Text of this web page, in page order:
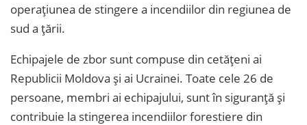
operațiunea de stingere a incendiilor din regiunea de
sud a țării.
Echipajele de zbor sunt compuse din cetățeni ai
Republicii Moldova și ai Ucrainei. Toate cele 26 de
persoane, membri ai echipajului, sunt în siguranță și
contribuie la stingerea incendiilor forestiere din